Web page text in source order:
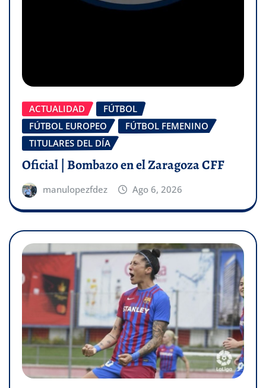
ACTUALIDAD
FÚTBOL
FÚTBOL EUROPEO
FÚTBOL FEMENINO
TITULARES DEL DÍA
Oficial | Bombazo en el Zaragoza CFF
manulopezfdez Ago 6, 2026